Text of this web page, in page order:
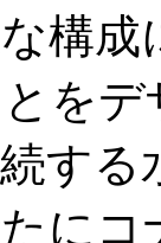
構成
を
する
にコ